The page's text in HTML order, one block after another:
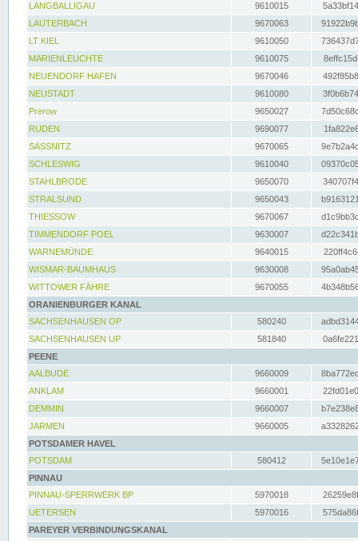
LANGBALLIGAU
9610015
LAUTERBACH
9670063
LT KIEL
9610050
MARIENLEUCHTE
9610075
NEUENDORF HAFEN
9670046
NEUSTADT
9610080
Prerow
9650027
RUDEN
9690077
SASSNITZ
9670065
SCHLESWIG
9610040
STAHLBRODE
9650070
STRALSUND
9650043
THIESSOW
9670067
TIMMENDORF POEL
9630007
WARNEMÜNDE
9640015
WISMAR-BAUMHAUS
9630008
WITTOWER FÄHRE
9670055
ORANIENBURGER KANAL
SACHSENHAUSEN OP
580240
SACHSENHAUSEN UP
581840
PEENE
AALBUDE
9660009
ANKLAM
9660001
DEMMIN
9660007
JARMEN
9660005
POTSDAMER HAVEL
POTSDAM
580412
PINNAU
PINNAU-SPERRWERK BP
5970018
UETERSEN
5970016
PAREYER VERBINDUNGSKANAL